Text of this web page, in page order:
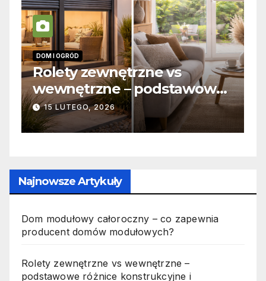
vs
podstawowe
i
INFORMACJE
Zabicie owada a
odpowiedzialność
jak wygląda to w
19 PAŹDZIERNIKA, 2025
Najnowsze Artykuły
Dom modułowy całoroczny – co zapewnia
producent domów modułowych?
Rolety zewnętrzne vs wewnętrzne –
podstawowe różnice konstrukcyjne i